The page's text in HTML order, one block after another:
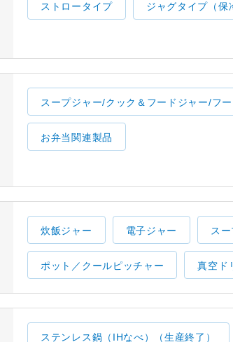
ストロータイプ ジャグタイプ（保
スープジャー/クック＆フードジャー/フ
お弁当関連製品
炊飯ジャー 電子ジャー ス
ポット／クールピッチャー 真空ド
ステンレス鍋（IHなべ）（生産終了）